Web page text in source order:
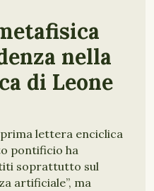
nella
di Leone
lettera enciclica
pontificio ha
soprattutto sul
artificiale”, ma